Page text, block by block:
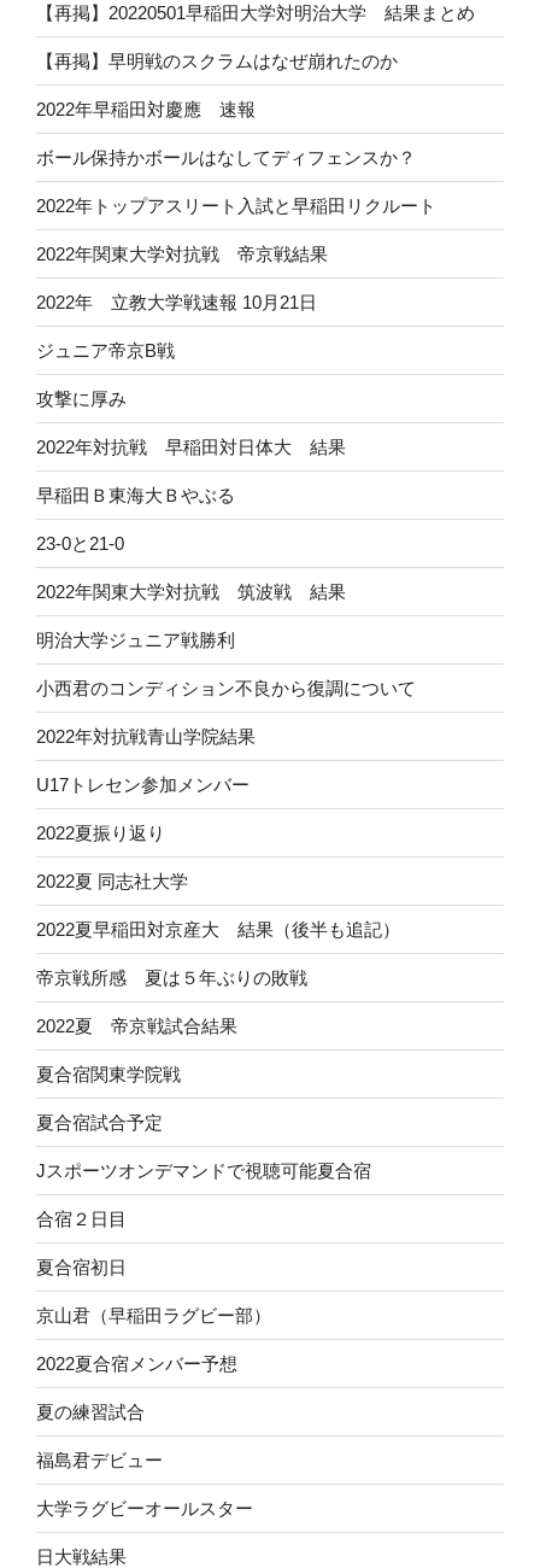
【再掲】20220501早稲田大学対明治大学 結果まとめ
【再掲】早明戦のスクラムはなぜ崩れたのか
2022年早稲田対慶應 速報
ボール保持かボールはなしてディフェンスか？
2022年トップアスリート入試と早稲田リクルート
2022年関東大学対抗戦 帝京戦結果
2022年 立教大学戦速報 10月21日
ジュニア帝京B戦
攻撃に厚み
2022年対抗戦 早稲田対日体大 結果
早稲田Ｂ東海大Ｂやぶる
23-0と21-0
2022年関東大学対抗戦 筑波戦 結果
明治大学ジュニア戦勝利
小西君のコンディション不良から復調について
2022年対抗戦青山学院結果
U17トレセン参加メンバー
2022夏振り返り
2022夏 同志社大学
2022夏早稲田対京産大 結果（後半も追記）
帝京戦所感 夏は５年ぶりの敗戦
2022夏 帝京戦試合結果
夏合宿関東学院戦
夏合宿試合予定
Jスポーツオンデマンドで視聴可能夏合宿
合宿２日目
夏合宿初日
京山君（早稲田ラグビー部）
2022夏合宿メンバー予想
夏の練習試合
福島君デビュー
大学ラグビーオールスター
日大戦結果